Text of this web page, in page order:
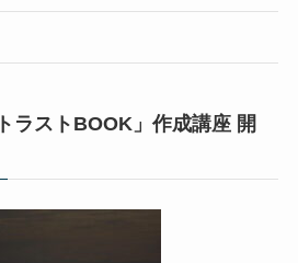
ラストBOOK」作成講座 開